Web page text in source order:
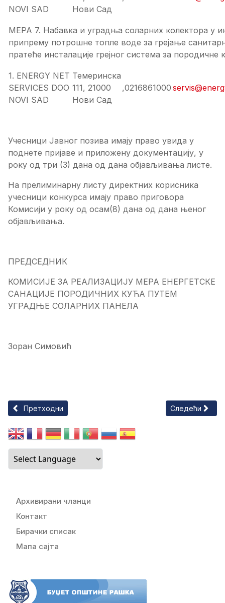
NOVI SAD
Нови Сад
МЕРА 7. Набавка и уградња соларних колектора у
припрему потрошне топле воде за грејање
пратеће инсталације грејног система за породичне
1. ENERGY NET
SERVICES DOO
NOVI SAD
Темеринска
111, 21000
Нови Сад
,0216861000
Учесници Јавног позива имају право увида у
поднете пријаве и приложену документацију, у
року од три (3) дана од дана објављивања листе.
На прелиминарну листу директних корисника
учесници конкурса имају право приговора
Комисији у року од осам(8) дана од дана њеног
објављивања.
ПРЕДСЕДНИК
КОМИСИЈE ЗА РЕАЛИЗАЦИЈУ МЕРА ЕНЕРГЕТСКЕ
САНАЦИЈЕ ПОРОДИЧНИХ КУЋА ПУТЕМ
УГРАДЊЕ СОЛАРНИХ ПАНЕЛА
Зоран Симовић
Претходни чланак: ЈАВНИ ПОЗИВ за достављање захтева
Претходни Следећи
Следећи
Архивирани чланци
Контакт
Бирачки списак
Мапа сајта